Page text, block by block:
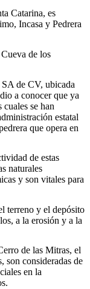
Catarina, es
Incasa y Pedrera
de los
de CV, ubicada
a conocer que ya
se han
estatal
que opera en
de estas
naturales
y son vitales para
terreno y el depósito
a la erosión y a la
de las Mitras, el
son consideradas de
en la